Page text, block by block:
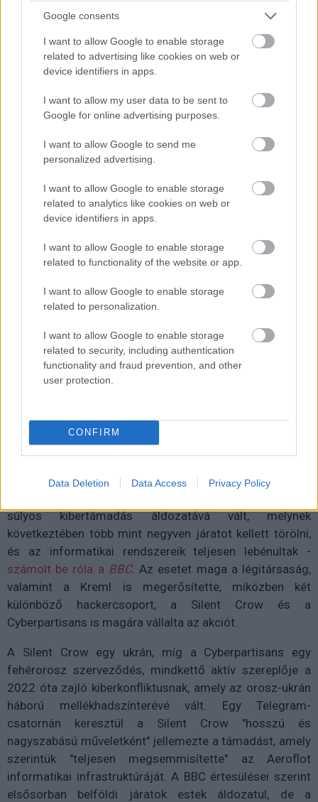
Google consents
I want to allow Google to enable storage
related to advertising like cookies on web or
device identifiers in apps.
I want to allow my user data to be sent to
Google for online advertising purposes.
I want to allow Google to send me
personalized advertising.
I want to allow Google to enable storage
related to analytics like cookies on web or
device identifiers in apps.
I want to allow Google to enable storage
related to functionality of the website or app.
I want to allow Google to enable storage
related to personalization.
I want to allow Google to enable storage
related to security, including authentication
functionality and fraud prevention, and other
user protection.
CONFIRM
Data Deletion Data Access Privacy Policy
balatoni kardioösvény (X)
4 és egy 8 km-es egészségügyi tanösvény nyílt
Balatonalmádiban.
#dropbox #jelszókezelő
Kibertámadás bénította meg
Oroszország legnagyobb
Vörös Lóránd | 2025 július 31. 09:04
súlyos kibertámadás áldozatává vált, melynek
következtében több mint negyven járatot kellett törölni,
és az informatikai rendszereik teljesen lebénultak -
számolt be róla a BBC. Az esetet maga a légitársaság,
valamint a Kreml is megerősítette, miközben két
különböző hackercsoport, a Silent Crow és a
Cyberpartisans is magára vállalta az akciót.
A Silent Crow egy ukrán, míg a Cyberpartisans egy
fehérorosz szerveződés, mindkettő aktív szereplője a
2022 óta zajló kiberkonfliktusnak, amely az orosz-ukrán
háború mellékhadszínterévé vált. Egy Telegram-
csatornán keresztül a Silent Crow "hosszú és
nagyszabású műveletként" jellemezte a támadást, amely
szerintük "teljesen megsemmisítette" az Aeroflot
informatikai infrastruktúráját. A BBC értesülései szerint
elsősorban belföldi járatok estek áldozatul, de a